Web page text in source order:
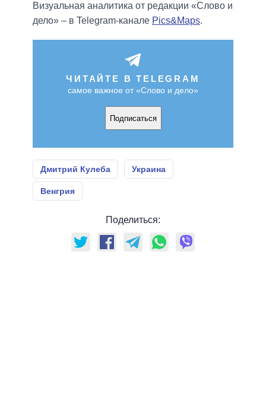
Визуальная аналитика от редакции «Слово и
дело» – в Telegram-канале Pics&Maps.
ЧИТАЙТЕ В TELEGRAM
самое важное от «Слово и дело»
Подписаться
Дмитрий Кулеба Украина
Венгрия
Поделиться: